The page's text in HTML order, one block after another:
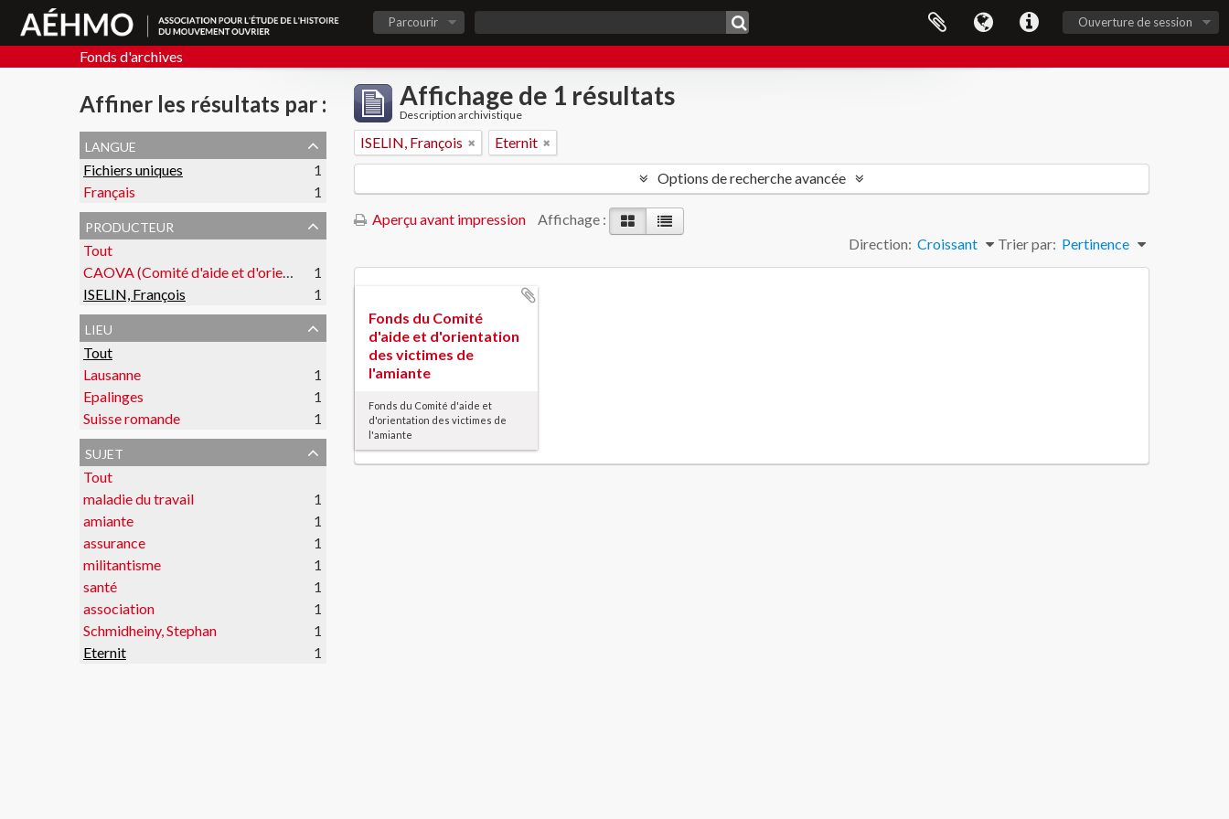
Ouverture de session
Parcourir
Fonds d'archives
Affiner les résultats par :
langue
Fichiers uniques
1
Français
1
producteur
Tout
CAOVA (Comité d'aide et d'orientation des victimes de l'amiante)
1
ISELIN, François
1
lieu
Tout
Lausanne
1
Epalinges
1
Suisse romande
1
sujet
Tout
maladie du travail
1
amiante
1
assurance
1
militantisme
1
santé
1
association
1
Schmidheiny, Stephan
1
Eternit
1
Affichage de 1 résultats
Description archivistique
ISELIN, François Eternit
Options de recherche avancée
Aperçu avant impression
Affichage :
Trier par: Pertinence
Direction: Croissant
Fonds du Comité
d'aide et d'orientation
des victimes de
l'amiante
Fonds du Comité d'aide et
d'orientation des victimes de
l'amiante